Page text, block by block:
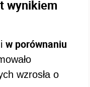
wynikiem
w porównaniu
wzrosła o